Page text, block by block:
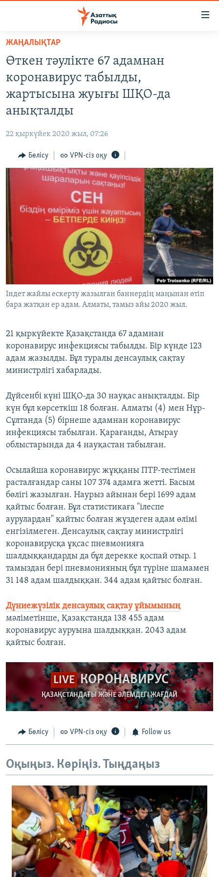
Skip
main
content
to
main
Skip
Search
AZATTYQTV
ӘЛЕУМЕТ
ӘЛЕМ
АРНАЙЫ ЖОБАЛАР
Басқа тілдерде
ЖАҢАЛЫҚТАР
Өткен тәулікте 67 адамнан
коронавирус табылды,
жартысына жуығы ШҚО-да
анықталды
22 қыркүйек 2020 жыл, 07:26
Бөлісу VPN-сіз оқу
Індет жайлы ескерту жазылған баннердің маңынан өтіп
бара жатқан ер адам. Алматы, тамыз айы 2020 жыл.
21 қыркүйекте Қазақстанда 67 адамнан
коронавирус инфекциясы табылды. Бір күнде 123
адам жазылды. Бұл туралы денсаулық сақтау
министрлігі хабарлады.
Дүйсенбі күні ШҚО-да 30 науқас анықталды. Бір
күн бұл көрсеткіш 18 болған. Алматы (4) мен Нұр-
Сұлтанда (5) бірнеше адамнан коронавирус
инфекциясы табылған. Қарағанды, Атырау
облыстарында да 4 науқастан табылған.
Осылайша коронавирус жұққаны ПТР-тестімен
расталғандар саны 107 374 адамға жетті. Басым
бөлігі жазылған. Наурыз айынан бері 1699 адам
қайтыс болған. Бұл статистикаға "ілеспе
аурулардан" қайтыс болған жүздеген адам өлімі
енгізілмеген. Денсаулық сақтау министрлігі
коронавирусқа ұқсас пневмонияға
шалдыққандарды да бұл дерекке қоспай отыр. 1
тамыздан бері пневмонияның бұл түріне шамамен
31 148 адам шалдыққан. 344 адам қайтыс болған.
Дүниежүзілік денсаулық сақтау ұйымының
мәліметінше, Қазақстанда 138 455 адам
коронавирус ауруына шалдыққан. 2043 адам
қайтыс болған.
LIVE КОРОНАВИРУС
ҚАЗАҚСТАНДАҒЫ ЖӘНЕ ӘЛЕМДЕГІ ЖАҒДАЙ
Бөлісу VPN-сіз оқу Follow us
Оқыңыз. Көріңіз. Тыңдаңыз